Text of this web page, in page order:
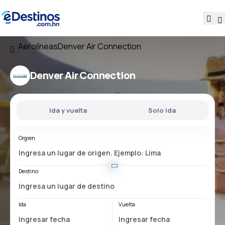
AerolíneasDenver Air Connection
Denver Air Connection
Ida y vuelta Solo ida
Orgien
Destino
Ida Vuelta